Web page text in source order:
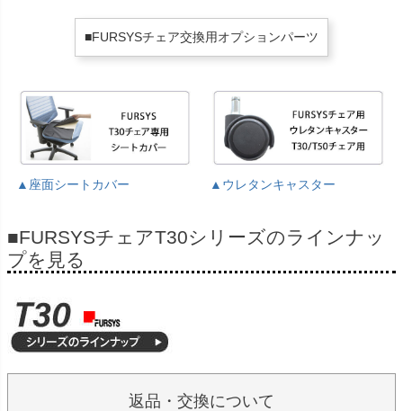
■FURSYSチェア交換用オプションパーツ
▲座面シートカバー ▲ウレタンキャスター
■FURSYSチェアT30シリーズのラインナッ
プを見る
返品・交換について